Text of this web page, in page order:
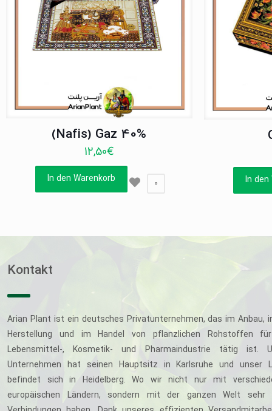
(Nafis) Gaz 40%
12,50€
In den Warenkorb 0 In den
Kontakt
Arian Plant ist ein deutsches Privatunternehmen, das im Anbau,
Herstellung und im Handel von pflanzlichen Rohstoffen
Lebensmittel-, Kosmetik- und Pharmaindustrie tätig ist.
Unternehmen hat seinen Hauptsitz in Karlsruhe und unser
befindet sich in Heidelberg. Wo wir nicht nur mit
europäischen Ländern, sondern mit der ganzen Welt sehr